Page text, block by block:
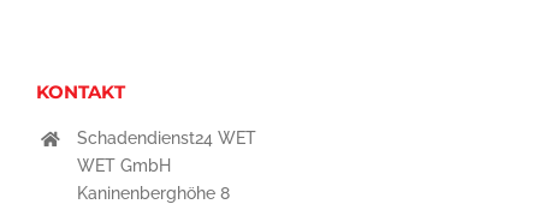
KONTAKT
Schadendienst24 WET
WET GmbH
Kaninenberghöhe 8